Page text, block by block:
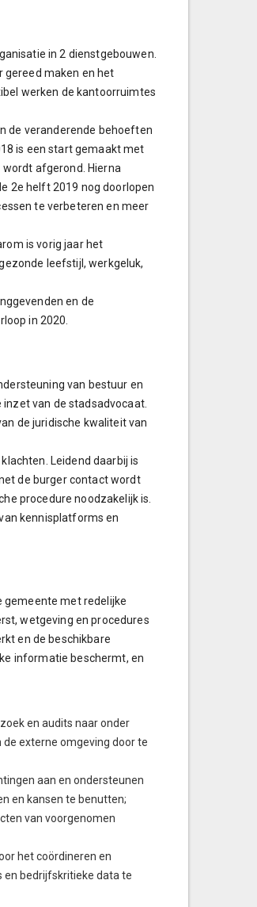
in 2 dienstgebouwen.
gereed maken en het
werken de kantoorruimtes
de veranderende behoeften
is een start gemaakt met
afgerond. Hierna
2e helft 2019 nog doorlopen
te verbeteren en meer
is vorig jaar het
leefstijl, werkgeluk,
en de
in 2020.
van bestuur en
van de stadsadvocaat.
de juridische kwaliteit van
Leidend daarbij is
de burger contact wordt
procedure noodzakelijk is.
kennisplatforms en
gemeente met redelijke
wetgeving en procedures
en de beschikbare
informatie beschermt, en
en audits naar onder
externe omgeving door te
aan en ondersteunen
en kansen te benutten;
van voorgenomen
het coördineren en
en bedrijfskritieke data te